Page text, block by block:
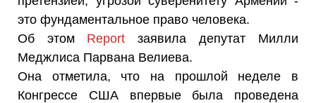
это фундаментальное право человека.
Об этом Report заявила депутат Милли
Меджлиса Парвана Велиева.
Она отметила, что на прошлой неделе в
Конгрессе США впервые была проведена